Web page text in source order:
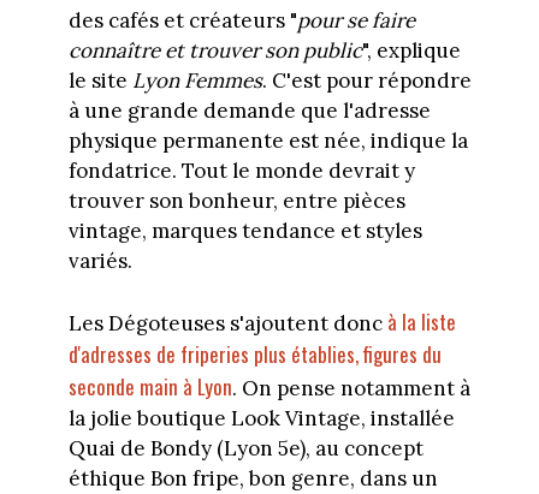
des cafés et créateurs "pour se faire
connaître et trouver son public", explique
le site Lyon Femmes. C'est pour répondre
à une grande demande que l'adresse
physique permanente est née, indique la
fondatrice. Tout le monde devrait y
trouver son bonheur, entre pièces
vintage, marques tendance et styles
variés.
Les Dégoteuses s'ajoutent donc à la liste
d'adresses de friperies plus établies, figures du
seconde main à Lyon. On pense notamment à
la jolie boutique Look Vintage, installée
Quai de Bondy (Lyon 5e), au concept
éthique Bon fripe, bon genre, dans un